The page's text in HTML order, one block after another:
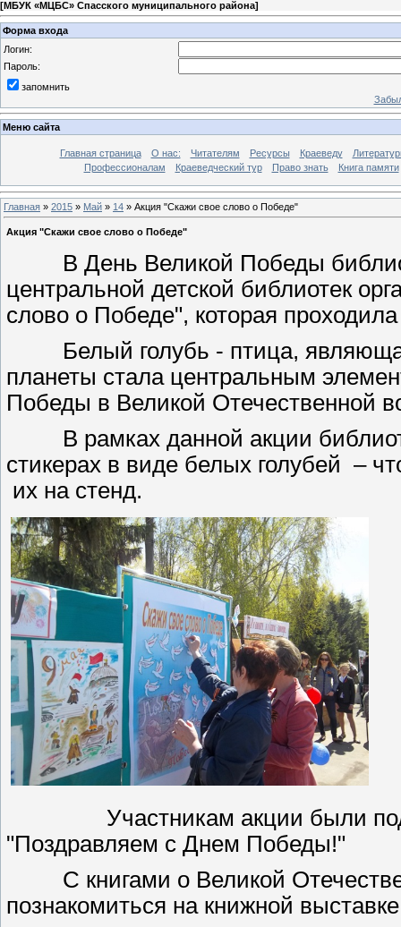
[МБУК «МЦБС» Спасского муниципального района]
Форма входа
Логин:
Пароль:
запомнить
Меню сайта
Главная страница О нас: Читателям Ресурсы Краеведу
Профессионалам
Краеведческий тур Право знать Книга памяти
Главная » 2015 » Май » 14 » Акция "Скажи свое слово о Победе"
Акция "Скажи свое слово о Победе"
В День Великой Победы
центральной детской библиотек
слово о Победе", которая
Белый голубь - птица,
планеты стала центральным
Победы в Великой
В рамках данной акции
стикерах в виде белых голубей –
их на стенд.
Участникам акции были
"Поздравляем с Днем Победы!"
С книгами о Великой
познакомиться на книжной